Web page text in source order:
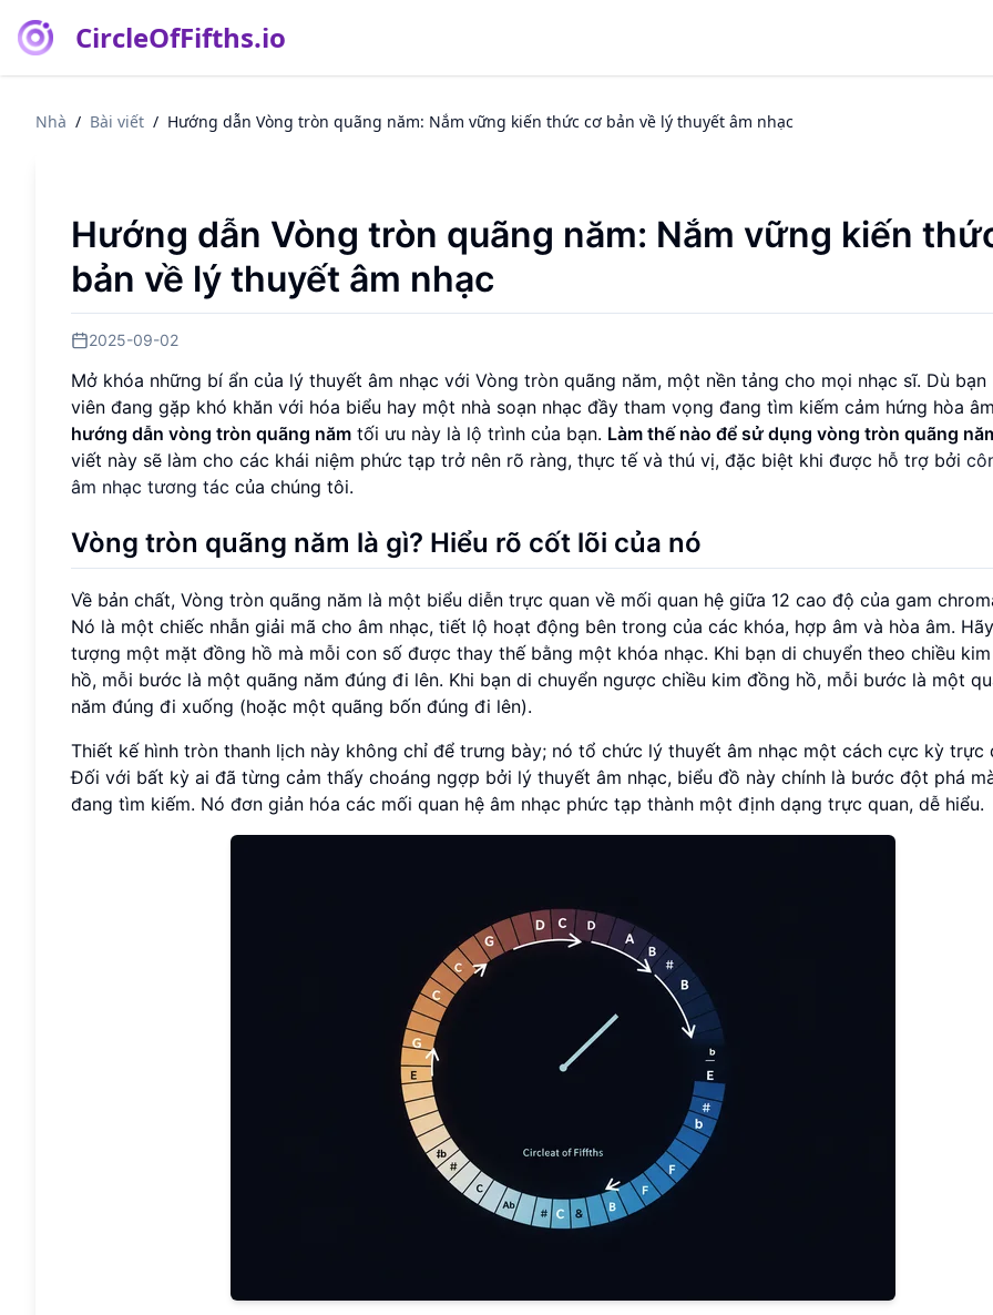
CircleOfFifths.io
Nhà / Bài viết / Hướng dẫn Vòng tròn quãng năm: Nắm vững kiến thức cơ bản về lý thuyết âm nhạc
Hướng dẫn Vòng tròn quãng năm: Nắm vững kiến
bản về lý thuyết âm nhạc
2025-09-02
Mở khóa những bí ẩn của lý thuyết âm nhạc với Vòng tròn quãng năm, một nền tảng cho mọi nhạc sĩ. Dù bạn
viên đang gặp khó khăn với hóa biểu hay một nhà soạn nhạc đầy tham vọng đang tìm kiếm cảm hứng hòa
hướng dẫn vòng tròn quãng năm tối ưu này là lộ trình của bạn. Làm thế nào để sử dụng vòng tròn quãng
viết này sẽ làm cho các khái niệm phức tạp trở nên rõ ràng, thực tế và thú vị, đặc biệt khi được hỗ trợ bởi
âm nhạc tương tác của chúng tôi.
Vòng tròn quãng năm là gì? Hiểu rõ cốt lõi của nó
Về bản chất, Vòng tròn quãng năm là một biểu diễn trực quan về mối quan hệ giữa 12 cao độ của gam
Nó là một chiếc nhẫn giải mã cho âm nhạc, tiết lộ hoạt động bên trong của các khóa, hợp âm và hòa âm.
tượng một mặt đồng hồ mà mỗi con số được thay thế bằng một khóa nhạc. Khi bạn di chuyển theo chiều
hồ, mỗi bước là một quãng năm đúng đi lên. Khi bạn di chuyển ngược chiều kim đồng hồ, mỗi bước là một
năm đúng đi xuống (hoặc một quãng bốn đúng đi lên).
Thiết kế hình tròn thanh lịch này không chỉ để trưng bày; nó tổ chức lý thuyết âm nhạc một cách cực kỳ trực
Đối với bất kỳ ai đã từng cảm thấy choáng ngợp bởi lý thuyết âm nhạc, biểu đồ này chính là bước đột phá
đang tìm kiếm. Nó đơn giản hóa các mối quan hệ âm nhạc phức tạp thành một định dạng trực quan, dễ hiểu.